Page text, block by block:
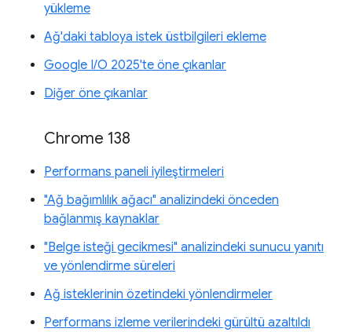
yükleme
Ağ'daki tabloya istek üstbilgileri ekleme
Google I/O 2025'te öne çıkanlar
Diğer öne çıkanlar
Chrome 138
Performans paneli iyileştirmeleri
"Ağ bağımlılık ağacı" analizindeki önceden
bağlanmış kaynaklar
"Belge isteği gecikmesi" analizindeki sunucu yanıtı
ve yönlendirme süreleri
Ağ isteklerinin özetindeki yönlendirmeler
Performans izleme verilerindeki gürültü azaltıldı